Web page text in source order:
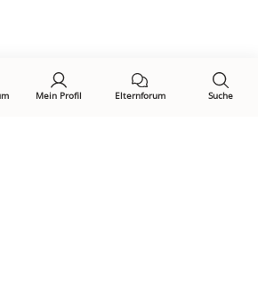
Mein Profil Elternforum Suche
rundumsbaby.de
@rundumsbaby_